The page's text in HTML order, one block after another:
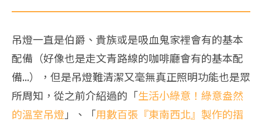
吊燈一直是伯爵、貴族或是吸血鬼家裡會有的基本
配備（好像也是走文青路線的咖啡廳會有的基本配
備...），但是吊燈難清潔又毫無真正照明功能也是眾
所周知，從之前介紹過的「生活小綠意！綠意盎然
的溫室吊燈 」、「用數百張『東南西北』製作的摺